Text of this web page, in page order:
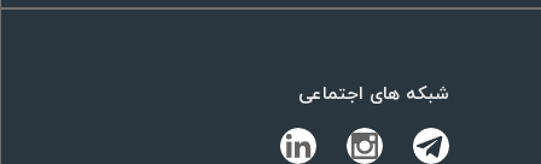
شبکه های اجتماعی